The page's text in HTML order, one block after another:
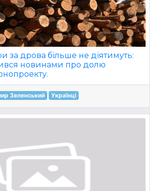
за дрова більше не діятимуть:
новинами про долю
Зеленський Українці